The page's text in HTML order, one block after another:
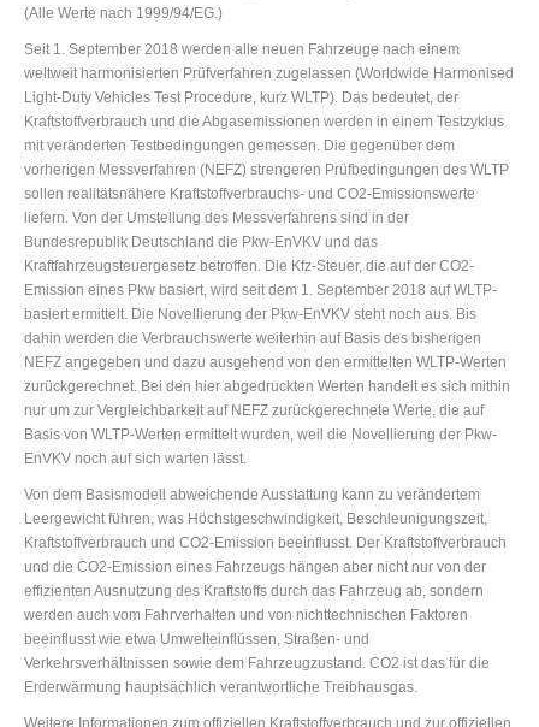
(Alle Werte nach 1999/94/EG.)
Seit 1. September 2018 werden alle neuen Fahrzeuge nach einem
weltweit harmonisierten Prüfverfahren zugelassen (Worldwide Harmonised
Light-Duty Vehicles Test Procedure, kurz WLTP). Das bedeutet, der
Kraftstoffverbrauch und die Abgasemissionen werden in einem Testzyklus
mit veränderten Testbedingungen gemessen. Die gegenüber dem
vorherigen Messverfahren (NEFZ) strengeren Prüfbedingungen des WLTP
sollen realitätsnähere Kraftstoffverbrauchs- und CO2-Emissionswerte
liefern. Von der Umstellung des Messverfahrens sind in der
Bundesrepublik Deutschland die Pkw-EnVKV und das
Kraftfahrzeugsteuergesetz betroffen. Die Kfz-Steuer, die auf der CO2-
Emission eines Pkw basiert, wird seit dem 1. September 2018 auf WLTP-
basiert ermittelt. Die Novellierung der Pkw-EnVKV steht noch aus. Bis
dahin werden die Verbrauchswerte weiterhin auf Basis des bisherigen
NEFZ angegeben und dazu ausgehend von den ermittelten WLTP-Werten
zurückgerechnet. Bei den hier abgedruckten Werten handelt es sich mithin
nur um zur Vergleichbarkeit auf NEFZ zurückgerechnete Werte, die auf
Basis von WLTP-Werten ermittelt wurden, weil die Novellierung der Pkw-
EnVKV noch auf sich warten lässt.
Von dem Basismodell abweichende Ausstattung kann zu verändertem
Leergewicht führen, was Höchstgeschwindigkeit, Beschleunigungszeit,
Kraftstoffverbrauch und CO2-Emission beeinflusst. Der Kraftstoffverbrauch
und die CO2-Emission eines Fahrzeugs hängen aber nicht nur von der
effizienten Ausnutzung des Kraftstoffs durch das Fahrzeug ab, sondern
werden auch vom Fahrverhalten und von nichttechnischen Faktoren
beeinflusst wie etwa Umwelteinflüssen, Straßen- und
Verkehrsverhältnissen sowie dem Fahrzeugzustand. CO2 ist das für die
Erderwärmung hauptsächlich verantwortliche Treibhausgas.
Weitere Informationen zum offiziellen Kraftstoffverbrauch und zur offiziellen